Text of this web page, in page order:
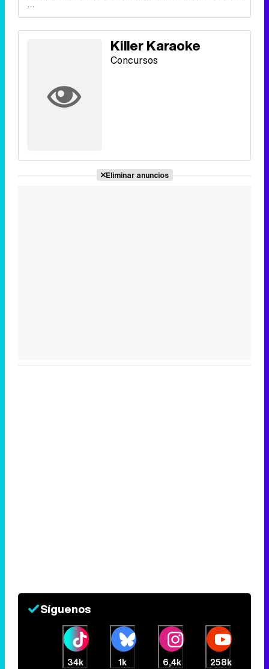
...
Killer Karaoke
Concursos
Eliminar anuncios
Síguenos
34k 1k 6,4k 258k